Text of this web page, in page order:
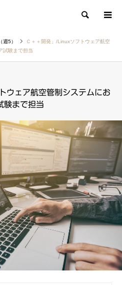
検索
週5）
Ｃ＋＋開発」/Linuxソフトウェア航空
試験まで担当
ウェア航空管制システムにお
験まで担当